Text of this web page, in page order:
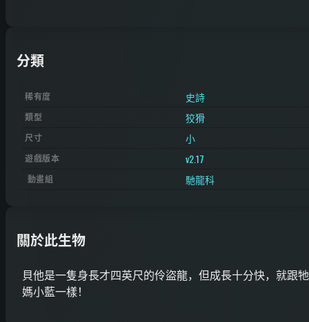
分類
稀有度 史詩
類型 狡猾
尺寸 小
遊戲版本 v2.17
動畫組 馳龍科
關於此生物
貝他是一隻身長才四英尺的伶盜龍，但成長十分快，就跟
媽小藍一樣！